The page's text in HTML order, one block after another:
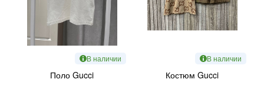
В наличии
Поло Gucci
В наличии
Костюм Gucci